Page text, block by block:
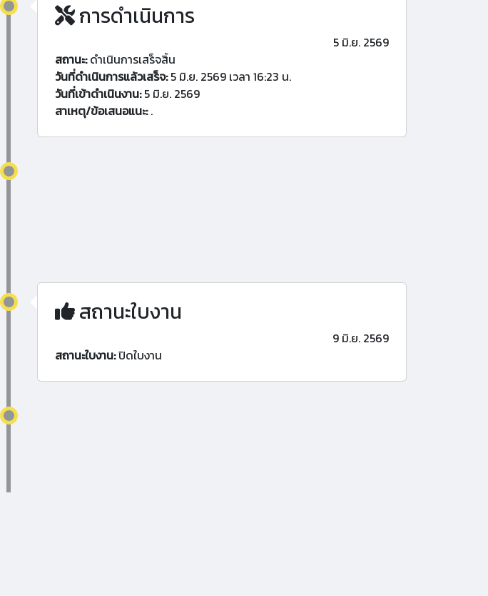
การดำเนินการ
5 มิ.ย. 2569
สถานะ:ดำเนินการเสร็จสิ้น
วันที่ดำเนินการแล้วเสร็จ:5 มิ.ย. 2569 เวลา 16:23 น.
วันที่เข้าดำเนินงาน:5 มิ.ย. 2569
สาเหตุ/ข้อเสนอแนะ:.
สถานะใบงาน
9 มิ.ย. 2569
สถานะใบงาน:ปิดใบงาน